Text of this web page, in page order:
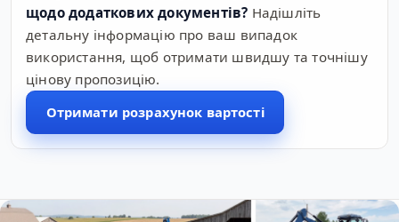
щодо додаткових документів? Надішліть
детальну інформацію про ваш випадок
використання, щоб отримати швидшу та точнішу
цінову пропозицію.
Отримати розрахунок вартості